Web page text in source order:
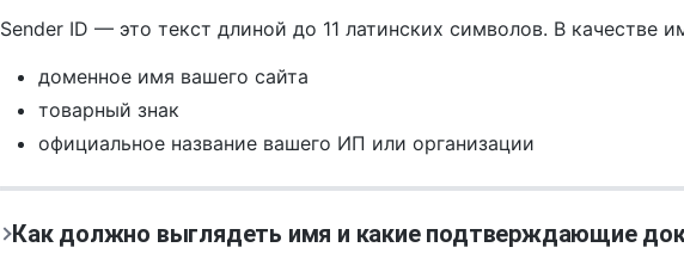
Sender ID — это текст длиной до 11 латинских символов. В качестве
доменное имя вашего сайта
товарный знак
официальное название вашего ИП или организации
Как должно выглядеть имя и какие подтверждающие